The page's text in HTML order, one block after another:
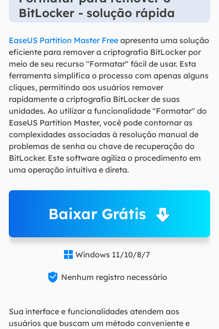
BitLocker - solução rápida
EaseUS Partition Master Freeapresenta uma solução
eficiente para remover a criptografia BitLocker por
meio de seu recurso "Formatar" fácil de usar. Esta
ferramenta simplifica o processo com apenas alguns
cliques, permitindo aos usuários remover
rapidamente a criptografia BitLocker de suas
unidades. Ao utilizar a funcionalidade "Formatar" do
EaseUS Partition Master, você pode contornar as
complexidades associadas à resolução manual de
problemas de senha ou chave de recuperação do
BitLocker. Este software agiliza o procedimento em
uma operação intuitiva e direta.
Baixar Grátis
 Windows 11/10/8/7
 Nenhum registro necessário
Sua interface e funcionalidades atendem aos
usuários que buscam um método conveniente e